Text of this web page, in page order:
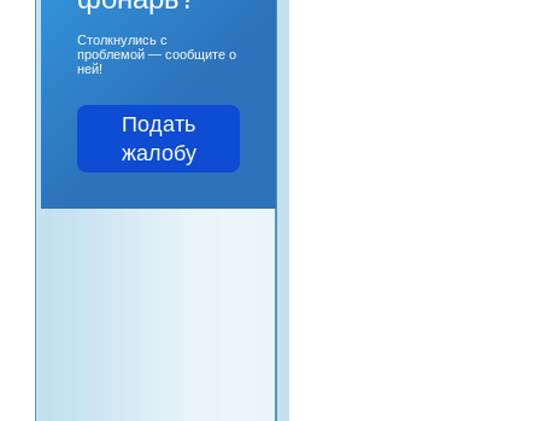
Столкнулись с
проблемой — сообщите о
ней!
Подать
жалобу